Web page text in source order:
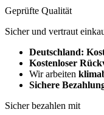
Geprüfte Qualität
Sicher und vertraut
Deutschland:
Kostenloser
Wir arbeiten
Sichere
Sicher bezahlen mit